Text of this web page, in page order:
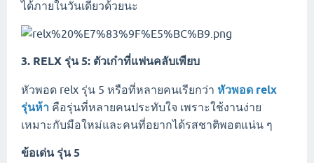
ได้ภายในวันเดียวด้วยนะ
3. RELX รุ่น 5: ตัวเก๋าที่แฟนคลับเพียบ
หัวพอด relx รุ่น 5 หรือที่หลายคนเรียกว่า หัวพอด relx
รุ่นห้า คือรุ่นที่หลายคนประทับใจ เพราะใช้งานง่าย
เหมาะกับมือใหม่และคนที่อยากได้รสชาติพอตแน่น ๆ
ข้อเด่น รุ่น 5